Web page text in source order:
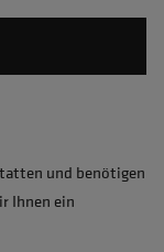
und benötigen
Ihnen ein